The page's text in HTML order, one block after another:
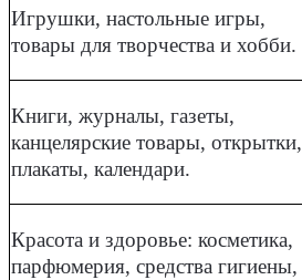
Игрушки, настольные игры,
товары для творчества и хобби.
Книги, журналы, газеты,
канцелярские товары, открытки,
плакаты, календари.
Красота и здоровье: косметика,
парфюмерия, средства гигиены,